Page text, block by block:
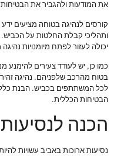
את המודעות ולהגביר את
קורסים לנהיגה בטוחה מציעים
ותהליכי קבלת החלטות על
יכולה לעזור לפתח מיומנויות
כמו כן, יש לעודד צעירים להימנע
בטוח מהרכב שלפניהם. נהיגה
לכל המשתתפים בכביש. הבנת
הבטיחות הכללית.
הכנה
נסיעות ארוכות באביב עשויות